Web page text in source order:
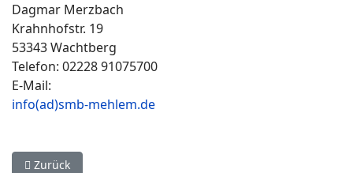
Dagmar Merzbach
Krahnhofstr. 19
53343 Wachtberg
Telefon: 02228 91075700
E-Mail:
info(ad)smb-mehlem.de
Vorheriger Beitrag: Datenschutzerkärung
Zurück